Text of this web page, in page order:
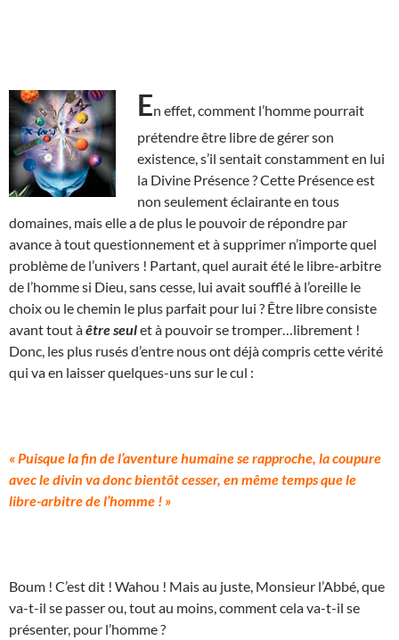
En effet, comment l’homme pourrait
prétendre être libre de gérer son
existence, s’il sentait constamment en lui
la Divine Présence ? Cette Présence est
non seulement éclairante en tous
domaines, mais elle a de plus le pouvoir de répondre par
avance à tout questionnement et à supprimer n’importe quel
problème de l’univers ! Partant, quel aurait été le libre-arbitre
de l’homme si Dieu, sans cesse, lui avait soufflé à l’oreille le
choix ou le chemin le plus parfait pour lui ? Être libre consiste
avant tout àêtre seulet à pouvoir se tromper…librement !
Donc, les plus rusés d’entre nous ont déjà compris cette vérité
qui va en laisser quelques-uns sur le cul :
« Puisque la fin de l’aventure humaine se rapproche, la coupure
avec le divin va donc bientôt cesser, en même temps que le
libre-arbitre de l’homme ! »
Boum ! C’est dit ! Wahou ! Mais au juste, Monsieur l’Abbé, que
va-t-il se passer ou, tout au moins, comment cela va-t-il se
présenter, pour l’homme ?